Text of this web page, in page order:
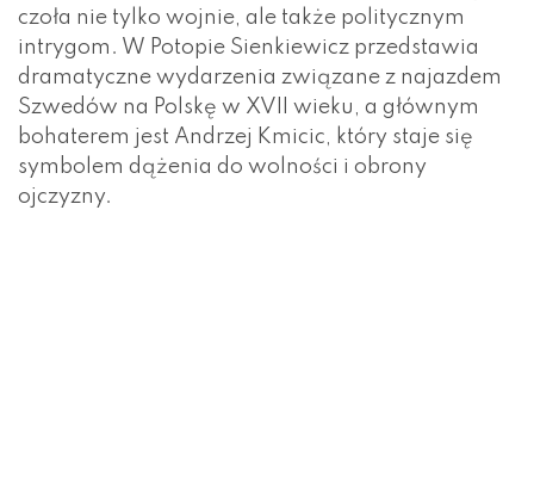
czoła nie tylko wojnie, ale także politycznym
intrygom. W Potopie Sienkiewicz przedstawia
dramatyczne wydarzenia związane z najazdem
Szwedów na Polskę w XVII wieku, a głównym
bohaterem jest Andrzej Kmicic, który staje się
symbolem dążenia do wolności i obrony
ojczyzny.